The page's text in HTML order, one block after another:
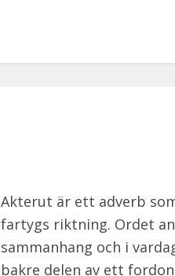
Akterut är ett adverb
fartygs riktning. Ordet
sammanhang och i
bakre delen av ett